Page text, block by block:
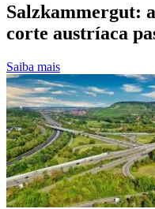
Salzkammergut:
corte austríaca
Saiba mais